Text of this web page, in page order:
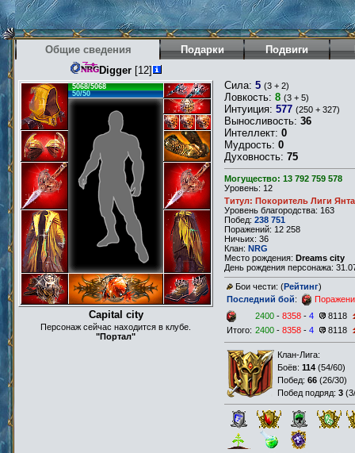
Общие сведения Подарки Подвиги
Digger[12]
5068/5068
50/50
Capital city
Персонаж сейчас находится в клубе.
"Портал"
Сила: 5 (3 + 2)
Ловкость: 8 (3 + 5)
Интуиция: 577 (250 + 327)
Выносливость: 36
Интеллект: 0
Мудрость: 0
Духовность: 75
Могущество: 13 792 759 578
Уровень: 12
Титул: Покоритель Лиги
Уровень благородства: 163
Побед: 238 751
Поражений: 12 258
Ничьих: 36
Клан: NRG
Место рождения: Dreams city
День рождения персонажа:
Бои чести: (Рейтинг)
Последний бой:
2400 - 8358 - 4
8118
Итого: 2400 - 8358 - 4 8118
Клан-Лига:
Боёв: 114 (54/60)
Побед: 66 (26/30)
Побед подряд: 3 (